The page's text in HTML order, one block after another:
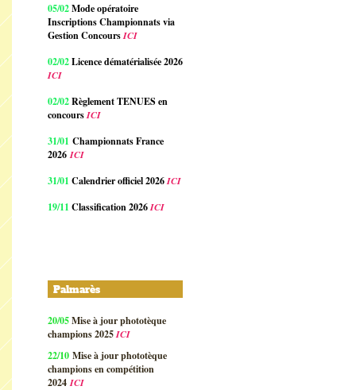
05/02Mode opératoire
Inscriptions Championnats via
Gestion ConcoursICI
02/02Licence dématérialisée 2026
ICI
02/02Règlement TENUES en
concoursICI
31/01 Championnats France
2026 ICI
31/01 Calendrier officiel 2026ICI
19/11 Classification 2026ICI
Palmarès
20/05Mise à jour phototèque
champions 2025ICI
22/10 Mise à jour phototèque
champions en compétition
2024ICI